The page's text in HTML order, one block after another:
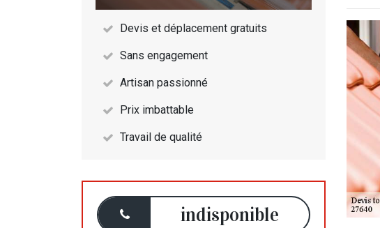
Devis et déplacement gratuits
Sans engagement
Artisan passionné
Prix imbattable
Travail de qualité
indisponible